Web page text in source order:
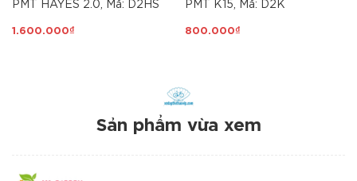
PMT HAYES 2.0, Mã: D2HS
1.600.000₫
PMT K15, Mã: D2K
800.000₫
Sản phẩm vừa xem